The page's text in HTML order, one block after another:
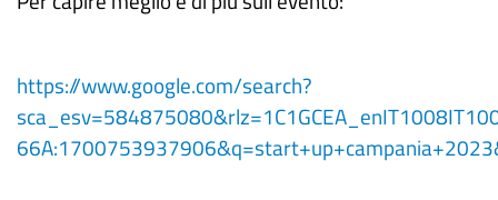
https://www.google.com/search?